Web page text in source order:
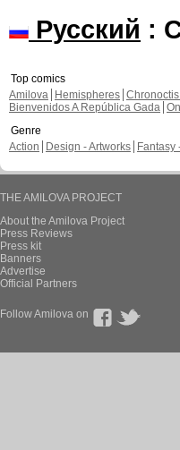
Русский :
Top comics
Amilova
Hemispheres
Bienvenidos A República Gada
Genre
Action
Design - Artworks Fantasy
THE AMILOVA PROJECT
About the Amilova Project
Press Reviews
Press kit
Banners
Advertise
Official Partners
Follow Amilova on